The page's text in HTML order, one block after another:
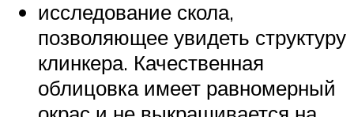
исследование скола,
позволяющее увидеть структуру
клинкера. Качественная
облицовка имеет равномерный